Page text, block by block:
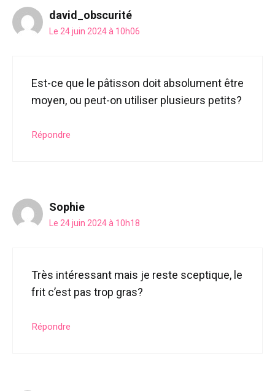
david_obscurité
Le 24 juin 2024 à 10h06
Est-ce que le pâtisson doit absolument être
moyen, ou peut-on utiliser plusieurs petits?
Répondre
Sophie
Le 24 juin 2024 à 10h18
Très intéressant mais je reste sceptique, le
frit c’est pas trop gras?
Répondre